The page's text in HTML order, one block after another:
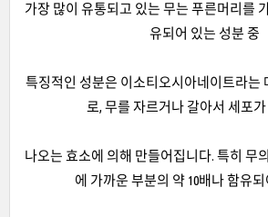
가장 많이 유통되고 있는 무는 푸른머리를
유되어 있는 성분 중
특징적인 성분은 이소티오시아네이트라는
로, 무를 자르거나 갈아서 세포
나오는 효소에 의해 만들어집니다. 특히 무
에 가까운 부분의 약 10배나 함유